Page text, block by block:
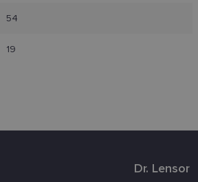
54
19
Dr. Lensor
2 kuukautta 4
Šis sīkfails tiek